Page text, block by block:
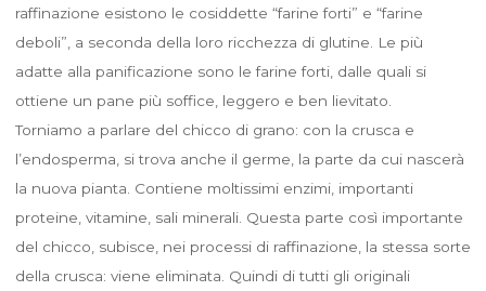
raffinazione esistono le cosiddette “farine forti” e “farine
deboli”, a seconda della loro ricchezza di glutine. Le più
adatte alla panificazione sono le farine forti, dalle quali si
ottiene un pane più soffice, leggero e ben lievitato.
Torniamo a parlare del chicco di grano: con la crusca e
l’endosperma, si trova anche il germe, la parte da cui nascerà
la nuova pianta. Contiene moltissimi enzimi, importanti
proteine, vitamine, sali minerali. Questa parte così importante
del chicco, subisce, nei processi di raffinazione, la stessa sorte
della crusca: viene eliminata. Quindi di tutti gli originali